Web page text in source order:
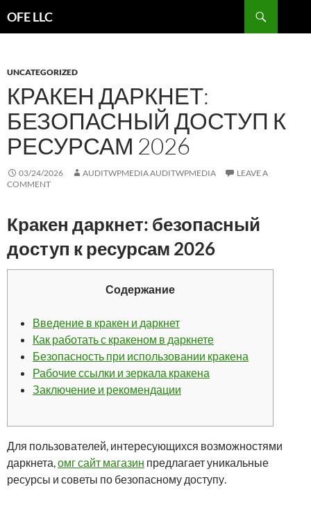
OFE LLC
UNCATEGORIZED
КРАКЕН ДАРКНЕТ:
БЕЗОПАСНЫЙ ДОСТУП К
РЕСУРСАМ 2026
03/24/2026 AUDITWPMEDIA AUDITWPMEDIA
LEAVE A
COMMENT
Кракен даркнет: безопасный
доступ к ресурсам 2026
Содержание
Введение в кракен и даркнет
Как работать с кракеном в даркнете
Безопасность при использовании кракена
Рабочие ссылки и зеркала кракена
Заключение и рекомендации
Для пользователей, интересующихся возможностями
даркнета,омг сайт магазин предлагает уникальные
ресурсы и советы по безопасному доступу.